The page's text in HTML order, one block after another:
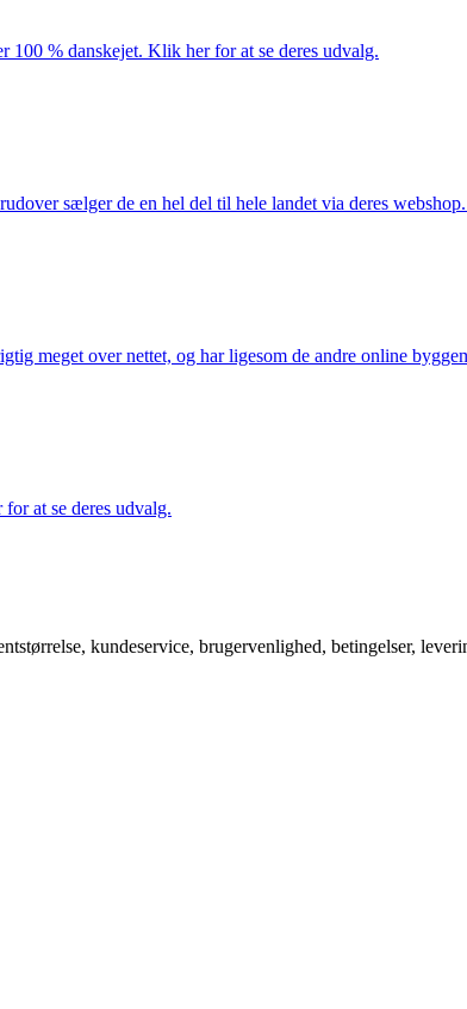
% danskejet. Klik her for at se deres udvalg.
sælger de en hel del til hele landet via deres
meget over nettet, og har ligesom de andre online
at se deres udvalg.
kundeservice, brugervenlighed, betingelser,